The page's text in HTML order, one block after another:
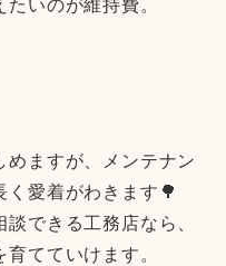
いのが維持費。
めますが、メンテナン
く愛着がわきます🌳
できる工務店なら、
てていけます。